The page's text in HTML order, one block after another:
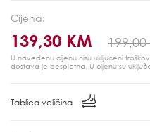
Cijena:
139,30 KM 199,00
U navedenu cijenu nisu uključeni
dostava je besplatna. U cijenu su
Tablica veličina